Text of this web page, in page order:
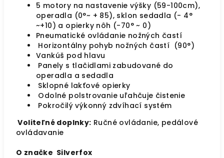
5 motory na nastavenie výšky (59-100cm),
operadla (0°~ + 85), sklon sedadla (- 4°
~+10) a opierky nôh (-70° ~ 0)
Pneumatické ovládanie nožných častí
Horizontálny pohyb nožných častí (90°)
Vankúš pod hlavu
Panely s tlačidlami zabudované do
operadla a sedadla
Sklopné lakťové opierky
Odolné polstrovanie uľahčuje čistenie
Pokročilý výkonný zdvíhací systém
Voliteľné doplnky: Ručné ovládanie, pedálové
ovládavanie
O značke Silverfox